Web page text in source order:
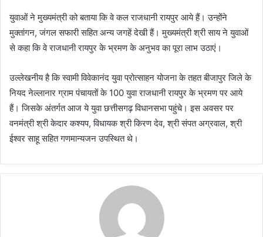
युवाओं ने मुख्यमंत्री को बताया कि वे कल राजधानी रायपुर आये हैं। उन्होंने
मुक्तांगन, जंगल सफारी सहित अन्य जगहें देखी हैं। मुख्यमंत्री श्री साय ने युवाओं
से कहा कि वे राजधानी रायपुर के भ्रमण के अनुभव का पूरा लाभ उठाएं।
उल्लेखनीय है कि स्वामी विवेकानंद युवा प्रोत्साहन योजना के तहत बीजापुर जिले के
नियद नेल्लानार ग्राम पंचायतों के 100 युवा राजधानी रायपुर के भ्रमण पर आये
हैं। जिसके अंतर्गत आज ये युवा छत्तीसगढ़ विधानसभा पहुंचे। इस अवसर पर
वनमंत्री श्री केदार कश्यप, विधायक श्री किरण देव, श्री संपत अग्रवाल, श्री
ईश्वर साहू सहित गणमान्यजन उपस्थित थे।